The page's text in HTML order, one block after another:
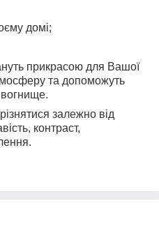
домі;
прикрасою для Вашої
та допоможуть
залежно від
контраст,